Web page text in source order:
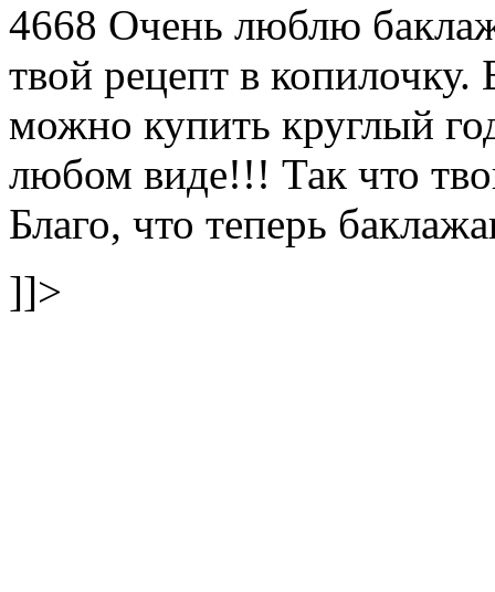
4668 Очень люблю
твой рецепт в копилочку.
можно купить круглый
любом виде!!! Так что
Благо, что теперь
]]>